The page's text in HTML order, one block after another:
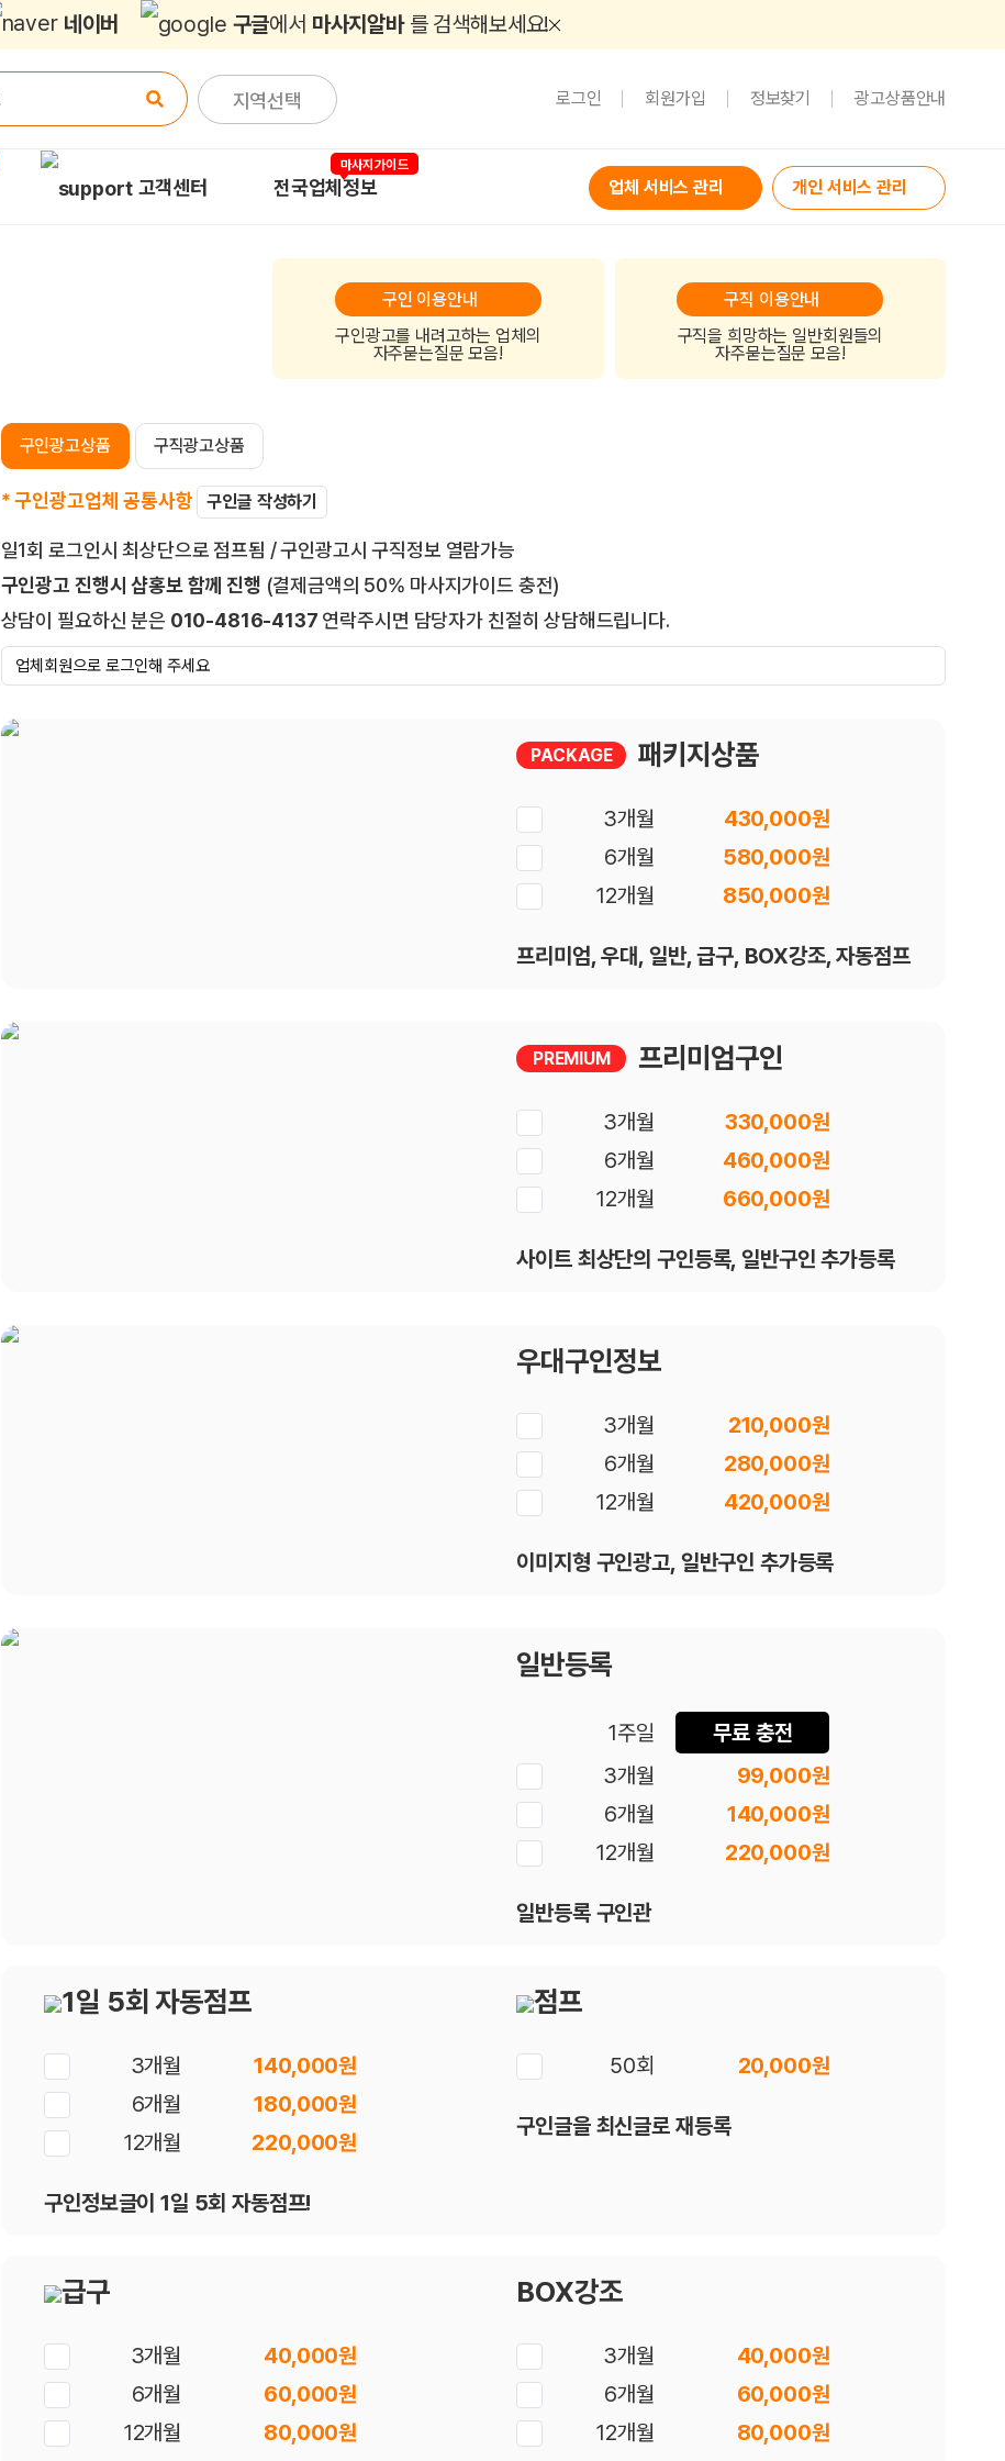
네이버 구글에서 마사지알바 를 검색해보세요!
지역선택 로그인 회원가입 정보찾기 광고상품안내
고객센터 전국업체정보
마사지가이드
업체 서비스 관리 개인 서비스 관리
구인 이용안내
구인광고를 내려고하는 업체의
자주묻는질문 모음!
구직 이용안내
구직을 희망하는 일반회원들의
자주묻는질문 모음!
구인광고상품 구직광고상품
* 구인광고업체 공통사항 구인글 작성하기
일1회 로그인시 최상단으로 점프됨 / 구인광고시 구직정보 열람가능
구인광고 진행시 샵홍보 함께 진행 (결제금액의 50% 마사지가이드 충전)
상담이 필요하신 분은 010-4816-4137 연락주시면 담당자가 친절히 상담해드립니다.
PACKAGE 패키지상품
3개월
430,000원
6개월
580,000원
12개월
850,000원
프리미엄, 우대, 일반, 급구, BOX강조, 자동점프
PREMIUM 프리미엄구인
3개월
330,000원
6개월
460,000원
12개월
660,000원
사이트 최상단의 구인등록, 일반구인 추가등록
우대구인정보
3개월
210,000원
6개월
280,000원
12개월
420,000원
이미지형 구인광고, 일반구인 추가등록
일반등록
1주일
무료 충전
3개월
99,000원
6개월
140,000원
12개월
220,000원
일반등록 구인관
1일 5회 자동점프
3개월
140,000원
6개월
180,000원
12개월
220,000원
구인정보글이 1일 5회 자동점프!
점프
50회 20,000원
구인글을 최신글로 재등록
급구
3개월
40,000원
6개월
60,000원
12개월
80,000원
BOX강조
3개월
40,000원
6개월
60,000원
12개월
80,000원